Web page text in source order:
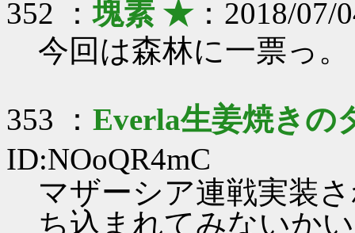
352 ：塊素 ★：2018/07/
今回は森林に一票っ。
353 ： Everla生姜焼きの
ID:NOoQR4mC
マザーシア連戦実装
ち込まれてみないか